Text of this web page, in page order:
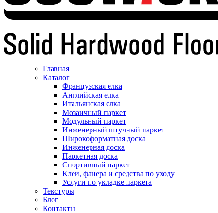
Главная
Каталог
Французская елка
Английская елка
Итальянская елка
Мозаичный паркет
Модульный паркет
Инженерный штучный паркет
Широкоформатная доска
Инженерная доска
Паркетная доска
Спортивный паркет
Клеи, фанера и средства по уходу
Услуги по укладке паркета
Текстуры
Блог
Контакты